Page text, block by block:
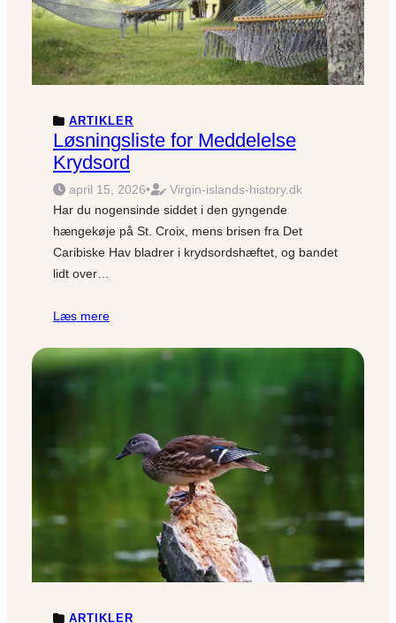
ARTIKLER
Løsningsliste for Meddelelse
Krydsord
april 15, 2026•
Virgin-islands-history.dk
Har du nogensinde siddet i den gyngende
hængekøje på St. Croix, mens brisen fra Det
Caribiske Hav bladrer i krydsordshæftet, og bandet
lidt over…
Læs mere
ARTIKLER